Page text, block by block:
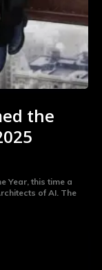
the
Year, this time a
of AI. The